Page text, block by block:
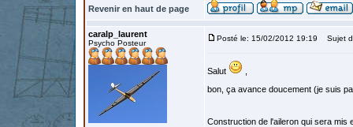
Revenir en haut de page
caralp_laurent
Psycho Posteur
Posté le: 15/02/2012 19:19 Sujet
Salut
bon, ça avance doucement (je suis
Construction de l'aileron qui sera mis